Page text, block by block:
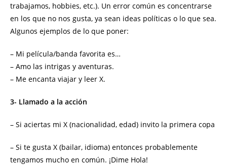
trabajamos, hobbies, etc.). Un error común es concentrarse
en los que no nos gusta, ya sean ideas políticas o lo que sea.
Algunos ejemplos de lo que poner:
– Mi película/banda favorita es…
– Amo las intrigas y aventuras.
– Me encanta viajar y leer X.
3- Llamado a la acción
– Si aciertas mi X (nacionalidad, edad) invito la primera copa
– Si te gusta X (bailar, idioma) entonces probablemente
tengamos mucho en común. ¡Dime Hola!